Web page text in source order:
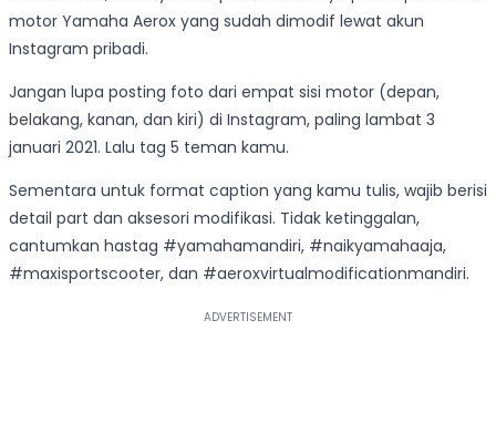
motor Yamaha Aerox yang sudah dimodif lewat akun
Instagram pribadi.
Jangan lupa posting foto dari empat sisi motor (depan,
belakang, kanan, dan kiri) di Instagram, paling lambat 3
januari 2021. Lalu tag 5 teman kamu.
Sementara untuk format caption yang kamu tulis, wajib berisi
detail part dan aksesori modifikasi. Tidak ketinggalan,
cantumkan hastag #yamahamandiri, #naikyamahaaja,
#maxisportscooter, dan #aeroxvirtualmodificationmandiri.